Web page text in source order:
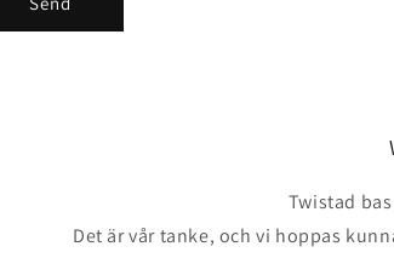
Twistad
Det är vår tanke, och vi hoppas